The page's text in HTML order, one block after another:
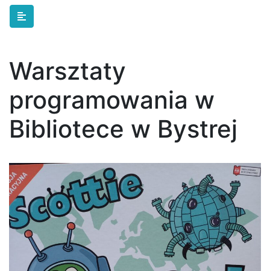
Skip to main content
Warsztaty
programowania w
Bibliotece w Bystrej